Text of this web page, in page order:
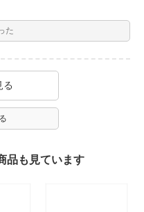
た
る
品も見ています